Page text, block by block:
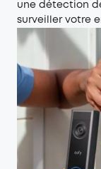
une détection
surveiller votre